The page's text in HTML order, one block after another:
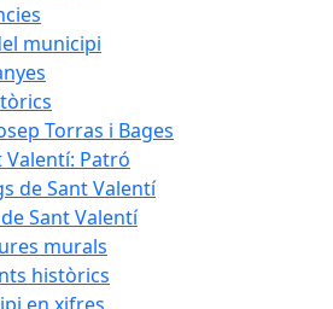
municipi
Torras i Bages
Valentí: Patró
de Sant Valentí
Sant Valentí
murals
històrics